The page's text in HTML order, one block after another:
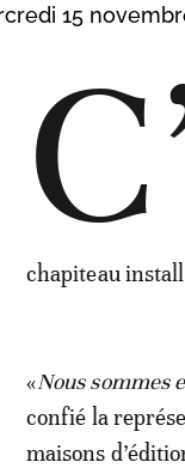
15
chapiteau
«Nous sommes
confié la
maisons